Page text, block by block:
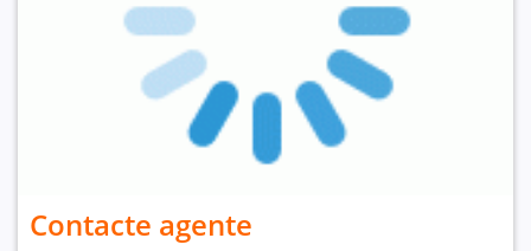
Contacte agente